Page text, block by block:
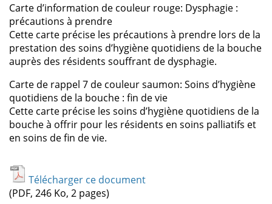
Carte d’information de couleur rouge: Dysphagie :
précautions à prendre
Cette carte précise les précautions à prendre lors de la
prestation des soins d’hygiène quotidiens de la bouche
auprès des résidents souffrant de dysphagie.
Carte de rappel 7 de couleur saumon: Soins d’hygiène
quotidiens de la bouche : fin de vie
Cette carte précise les soins d’hygiène quotidiens de la
bouche à offrir pour les résidents en soins palliatifs et
en soins de fin de vie.
Télécharger ce document
(PDF, 246 Ko, 2 pages)